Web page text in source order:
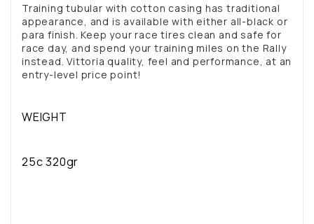
Training tubular with cotton casing has traditional
appearance, and is available with either all-black or
para finish. Keep your race tires clean and safe for
race day, and spend your training miles on the Rally
instead. Vittoria quality, feel and performance, at an
entry-level price point!
WEIGHT
25c 320gr